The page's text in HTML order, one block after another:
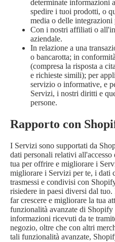
determinate informazioni
spedire i tuoi prodotti, o
media o delle integrazioni
Con i nostri affiliati o
aziendale.
In relazione a una
o bancarotta; in
(compresa la risposta a
e richieste simili); per
servizio o informative, e
Servizi, i nostri diritti e
persone.
Rapporto con
I Servizi sono supportati da
dati personali relativi
tua per offrire e migliorare i
migliorare i Servizi per te, i dati
trasmessi e condivisi con
risiedere in paesi diversi dal
far crescere e migliorare la tua
funzionalità avanzate di
informazioni ricevuti da te
negozio, oltre che con altri
tali funzionalità avanzate,